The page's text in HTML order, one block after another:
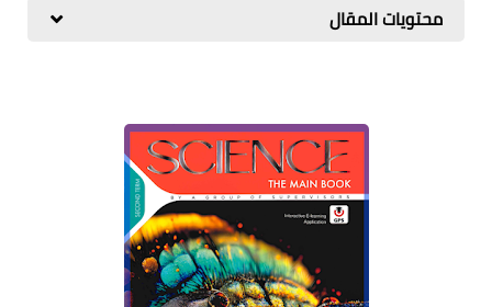
محتويات المقال